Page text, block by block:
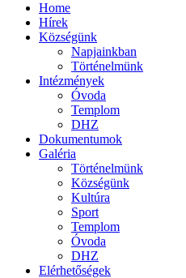
Home
Hírek
Községünk
Napjainkban
Történelmünk
Intézmények
Óvoda
Templom
DHZ
Dokumentumok
Galéria
Történelmünk
Községünk
Kultúra
Sport
Templom
Óvoda
DHZ
Elérhetőségek